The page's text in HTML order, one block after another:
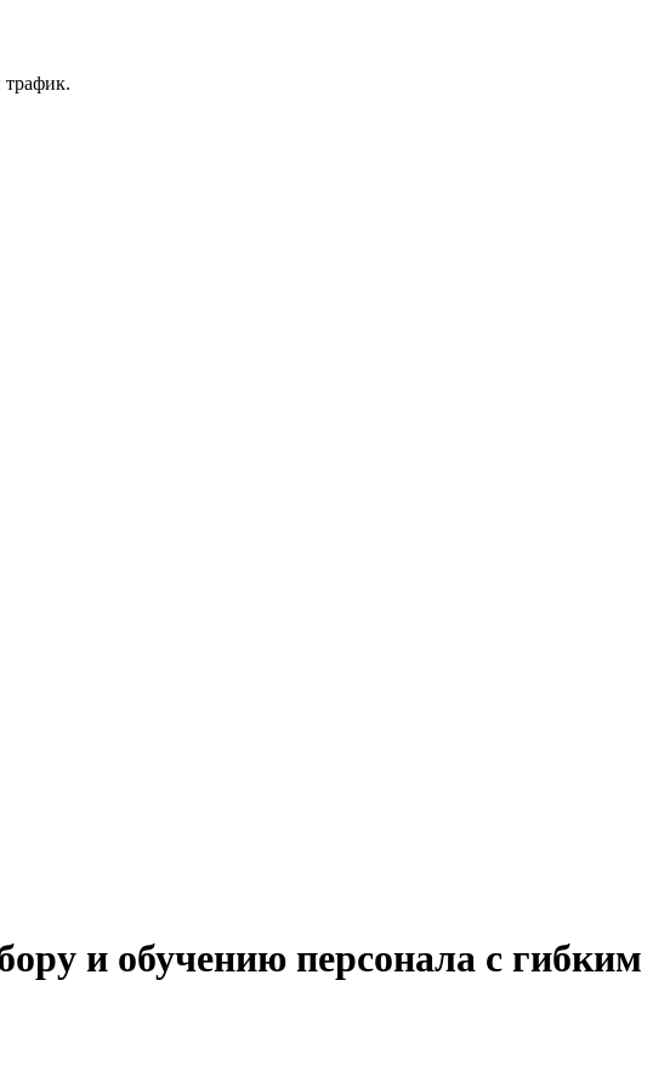
трафик.
и обучению персонала с гибким